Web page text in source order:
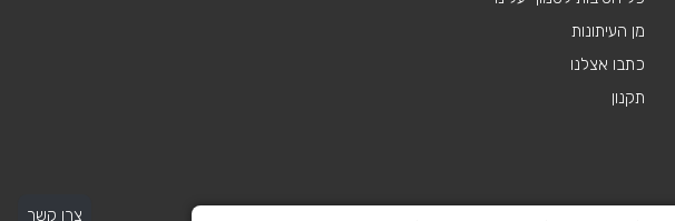
מן העיתונות
כתבו אצלנו
תקנון
צרו קשר